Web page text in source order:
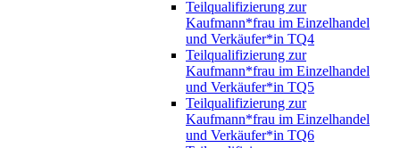
Teilqualifizierung zur
Kaufmann*frau im Einzelhandel
und Verkäufer*in TQ4
Teilqualifizierung zur
Kaufmann*frau im Einzelhandel
und Verkäufer*in TQ5
Teilqualifizierung zur
Kaufmann*frau im Einzelhandel
und Verkäufer*in TQ6